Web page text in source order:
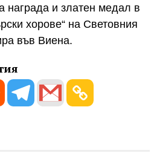
награда и златен медал в
хорове“ на Световния
във Виена.